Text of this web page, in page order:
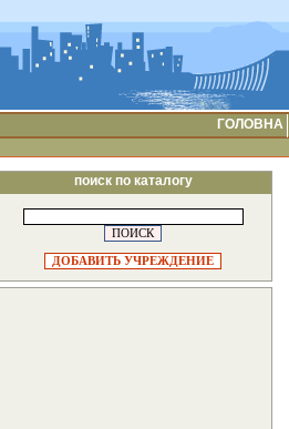
ГОЛОВНА
поиск по каталогу
ДОБАВИТЬ УЧРЕЖДЕНИЕ